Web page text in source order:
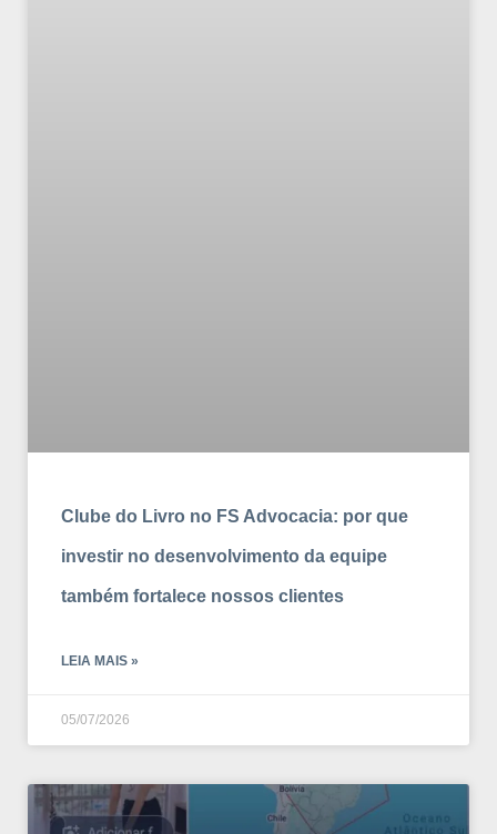
Clube do Livro no FS Advocacia: por que
investir no desenvolvimento da equipe
também fortalece nossos clientes
LEIA MAIS »
05/07/2026